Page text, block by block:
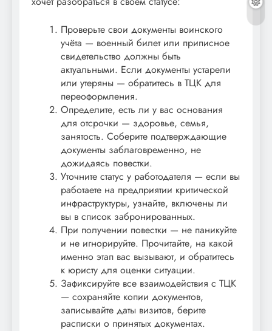
Проверьте свои документы воинского
учёта — военный билет или приписное
свидетельство должны быть
актуальными. Если документы устарели
или утеряны — обратитесь в ТЦК для
переоформления.
Определите, есть ли у вас основания
для отсрочки — здоровье, семья,
занятость. Соберите подтверждающие
документы заблаговременно, не
дожидаясь повестки.
Уточните статус у работодателя — если вы
работаете на предприятии критической
инфраструктуры, узнайте, включены ли
вы в список забронированных.
При получении повестки — не паникуйте
и не игнорируйте. Прочитайте, на какой
именно этап вас вызывают, и обратитесь
к юристу для оценки ситуации.
Зафиксируйте все взаимодействия с ТЦК
— сохраняйте копии документов,
записывайте даты визитов, берите
расписки о принятых документах.